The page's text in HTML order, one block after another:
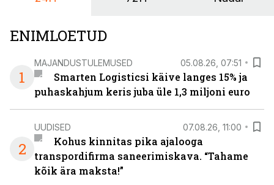
ENIMLOETUD
1
MAJANDUSTULEMUSED 05.08.26, 07:51
Smarten Logisticsi käive langes 15% ja
puhaskahjum keris juba üle 1,3 miljoni euro
2
UUDISED 07.08.26, 11:00
Kohus kinnitas pika ajalooga
transpordifirma saneerimiskava. “Tahame
kõik ära maksta!”